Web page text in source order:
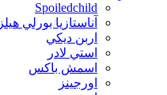
Spoiledchild
آناستازيا بورلي هيلز
اربن ديكي
استي لادر
اسمش باكس
اورجينز